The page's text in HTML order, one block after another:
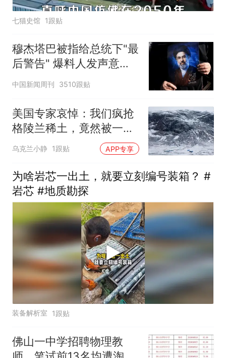
七猫史馆 1跟贴
穆杰塔巴被指给总统下"最
后警告" 爆料人发声意味
深长
中国新闻周刊 3510跟贴
美国专家哀悼：我们疯抢
格陵兰稀土，竟然被一
把"中国锁"卡死
乌克兰小静 1跟贴 APP专享
为啥岩芯一出土，就要立刻编号装箱？ #
岩芯 #地质勘探
装备解析室 1跟贴
佛山一中学招聘物理教